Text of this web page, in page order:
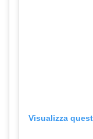
Visualizza